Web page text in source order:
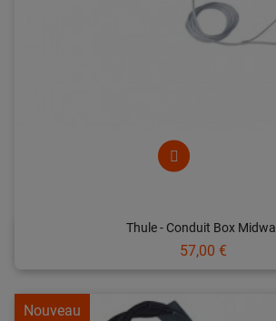
Thule - Conduit Box Midwall
Prix
57,00 €
Nouveau